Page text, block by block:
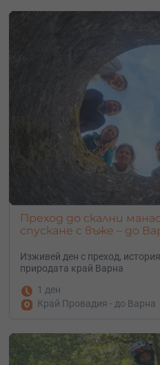
Преход до скални
спускане с въже – до
Изживей ден с преход,
природата край Варна
1 ден
Край Провадия - до Варна